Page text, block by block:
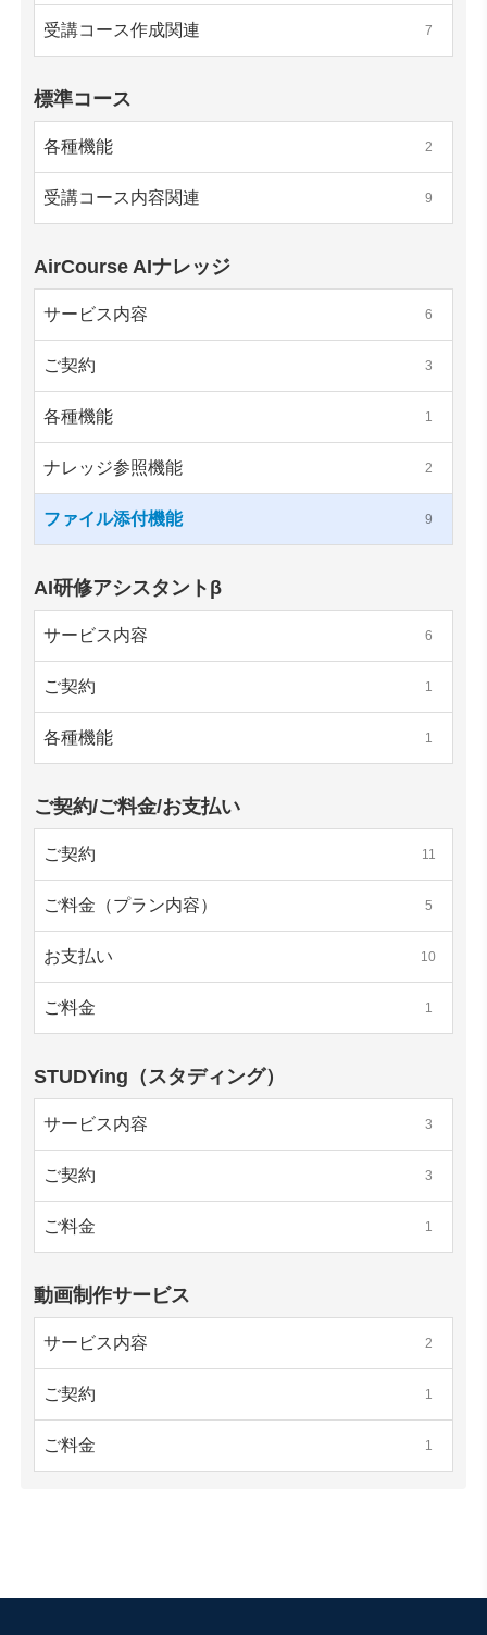
受講コース作成関連 7
標準コース
各種機能 2
受講コース内容関連 9
AirCourse AIナレッジ
サービス内容 6
ご契約 3
各種機能 1
ナレッジ参照機能 2
ファイル添付機能 9
AI研修アシスタントβ
サービス内容 6
ご契約 1
各種機能 1
ご契約/ご料金/お支払い
ご契約 11
ご料金（プラン内容） 5
お支払い 10
ご料金 1
STUDYing（スタディング）
サービス内容 3
ご契約 3
ご料金 1
動画制作サービス
サービス内容 2
ご契約 1
ご料金 1